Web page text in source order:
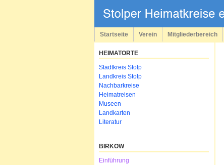
überspringen
Startseite Verein Mitgliederbereich
HEIMATORTE
Navigation
überspringen
Stadtkreis Stolp
Landkreis Stolp
Nachbarkreise
Heimatreisen
Museen
Landkarten
Literatur
BIRKOW
Navigation
Einführung